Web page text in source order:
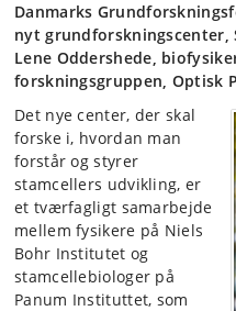
Danmarks
nyt grundforskningscenter,
Lene Oddershede,
forskningsgruppen, Optisk
Det nye center, der skal
forske i, hvordan man
forstår og styrer
stamcellers udvikling, er
et tværfagligt samarbejde
mellem fysikere på Niels
Bohr Institutet og
stamcellebiologer på
Panum Instituttet, som